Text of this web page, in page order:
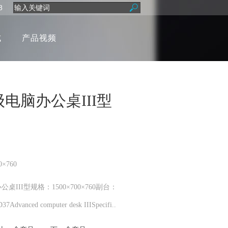
产品视频
电脑办公桌III型
桌III型规格：1500×700×760副台：
computer desk IIISpecifi..